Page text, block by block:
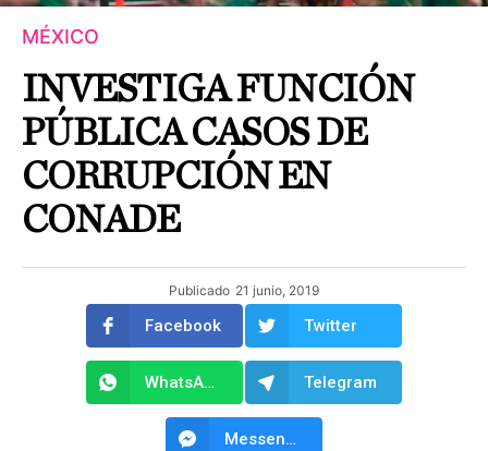
MÉXICO
INVESTIGA FUNCIÓN
PÚBLICA CASOS DE
CORRUPCIÓN EN
CONADE
Publicado 21 junio, 2019
Facebook Twitter
WhatsApp Telegram
Messenger